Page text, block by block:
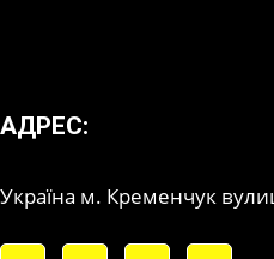
АДРЕС:
Україна м. Кременчук